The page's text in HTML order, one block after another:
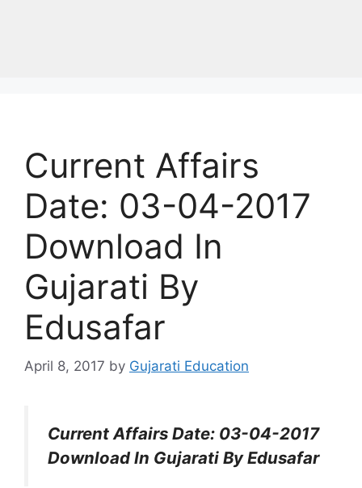
Current Affairs
Date: 03-04-2017
Download In
Gujarati By
Edusafar
April 8, 2017 by Gujarati Education
Current Affairs Date: 03-04-2017
Download In Gujarati By Edusafar